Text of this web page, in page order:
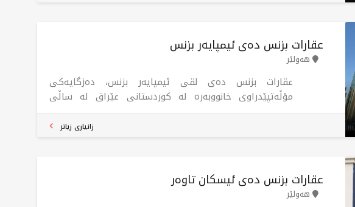
گرنگیدان بە شەفافیەت و پیشەیی، ئەمەش وایکردووە ببێتە
هەڵبژاردەیەکی ئایدیاڵ بۆ وەبەرهێنەران و کڕیاران کە
بەدوای ڕاستەقینەی متمانەپێکراو و پارێزراودا دەگەڕێن.
عقارات بزنس دەی ئیمپایەر بزنس
هەولێر
عقارات بزنس دەی لقی ئیمپایەر بزنس، دەزگایەکی
مۆڵەتپێدراوی خانووبەرە لە کوردستانی عێراق لە ساڵی
2006ەوە خاوەنی 24 لقە لە شاری هەولێر، بۆ کڕین و
فرۆشتن و کرێ و بەکرێدانی موڵک لە سەرجەم پڕۆژەکانی
زانیاری زیاتر
عقارات بزنس دەی ئیسکان تاوەر
هەولێر